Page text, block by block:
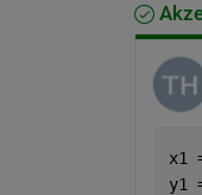
x1
y1